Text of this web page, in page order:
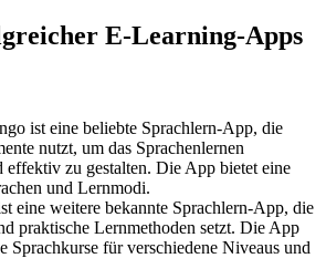
E-Learning-Apps
ist eine beliebte Sprachlern-App, die
nutzt, um das Sprachenlernen
effektiv zu gestalten. Die App bietet eine
und Lernmodi.
eine weitere bekannte Sprachlern-App, die
praktische Lernmethoden setzt. Die App
Sprachkurse für verschiedene Niveaus und